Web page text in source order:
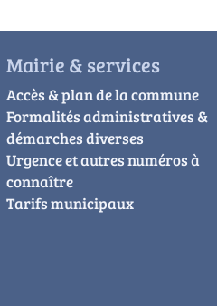
Mairie & services
Accès & plan de la commune
Formalités administratives &
démarches diverses
Urgence et autres numéros à
connaître
Tarifs municipaux